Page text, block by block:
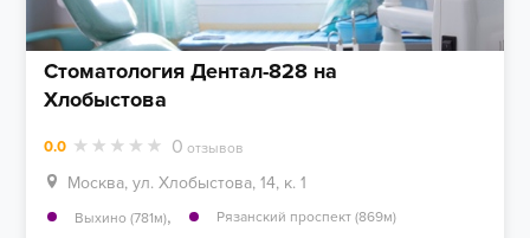
Стоматология Дентал-828 на
Хлобыстова
0.0 0 отзывов
Москва, ул. Хлобыстова, 14, к. 1
Выхино (781м),
Рязанский проспект (869м)